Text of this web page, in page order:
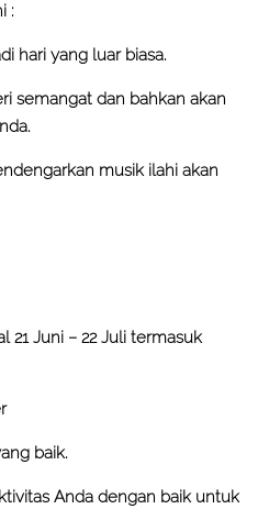
:
hari yang luar biasa.
semangat dan bahkan akan
musik ilahi akan
21 Juni – 22 Juli termasuk
baik.
Anda dengan baik untuk